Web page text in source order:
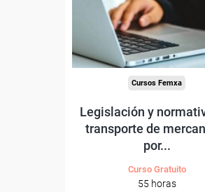
Sector
-Transporte y Logística.
Cursos Femxa
Legislación y
transporte de
por...
Curso Gratuito
55 horas